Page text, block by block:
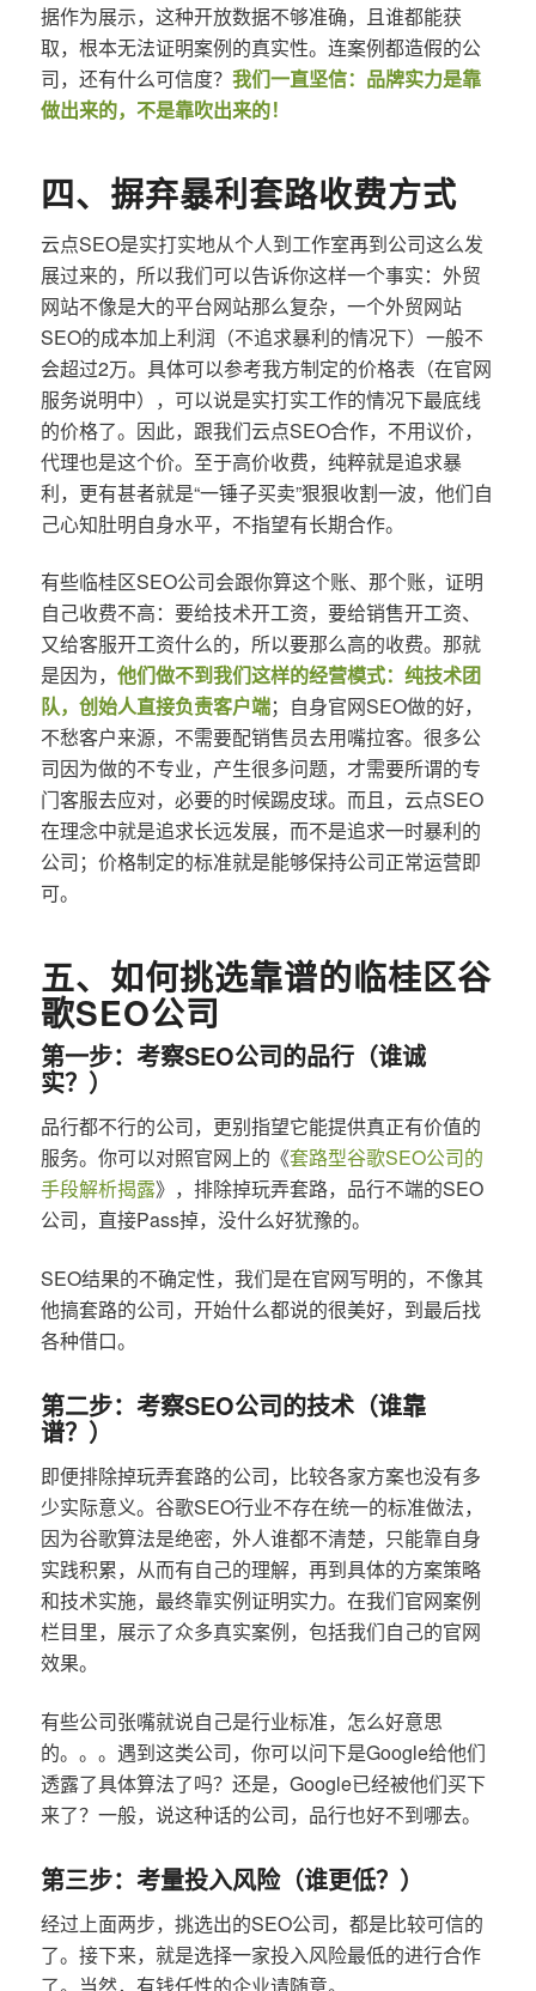
据作为展示，这种开放数据不够准确，且谁都能获
取，根本无法证明案例的真实性。连案例都造假的公
司，还有什么可信度？ 我们一直坚信：品牌实力是靠
做出来的，不是靠吹出来的！
四、摒弃暴利套路收费方式
云点SEO是实打实地从个人到工作室再到公司这么发
展过来的，所以我们可以告诉你这样一个事实：外贸
网站不像是大的平台网站那么复杂，一个外贸网站
SEO的成本加上利润（不追求暴利的情况下）一般不
会超过2万。具体可以参考我方制定的价格表（在官网
服务说明中），可以说是实打实工作的情况下最底线
的价格了。因此，跟我们云点SEO合作，不用议价，
代理也是这个价。至于高价收费，纯粹就是追求暴
利，更有甚者就是“一锤子买卖”狠狠收割一波，他们自
己心知肚明自身水平，不指望有长期合作。
有些临桂区SEO公司会跟你算这个账、那个账，证明
自己收费不高：要给技术开工资，要给销售开工资、
又给客服开工资什么的，所以要那么高的收费。那就
是因为， 他们做不到我们这样的经营模式：纯技术团
队，创始人直接负责客户端；自身官网SEO做的好，
不愁客户来源，不需要配销售员去用嘴拉客。很多公
司因为做的不专业，产生很多问题，才需要所谓的专
门客服去应对，必要的时候踢皮球。而且，云点SEO
在理念中就是追求长远发展，而不是追求一时暴利的
公司；价格制定的标准就是能够保持公司正常运营即
可。
五、如何挑选靠谱的临桂区谷
歌SEO公司
第一步：考察SEO公司的品行（谁诚
实？）
品行都不行的公司，更别指望它能提供真正有价值的
服务。你可以对照官网上的《套路型谷歌SEO公司的
手段解析揭露》，排除掉玩弄套路，品行不端的SEO
公司，直接Pass掉，没什么好犹豫的。
SEO结果的不确定性，我们是在官网写明的，不像其
他搞套路的公司，开始什么都说的很美好，到最后找
各种借口。
第二步：考察SEO公司的技术（谁靠
谱？）
即便排除掉玩弄套路的公司，比较各家方案也没有多
少实际意义。谷歌SEO行业不存在统一的标准做法，
因为谷歌算法是绝密，外人谁都不清楚，只能靠自身
实践积累，从而有自己的理解，再到具体的方案策略
和技术实施，最终靠实例证明实力。在我们官网案例
栏目里，展示了众多真实案例，包括我们自己的官网
效果。
有些公司张嘴就说自己是行业标准，怎么好意思
的。。。遇到这类公司，你可以问下是Google给他们
透露了具体算法了吗？还是，Google已经被他们买下
来了？一般，说这种话的公司，品行也好不到哪去。
第三步：考量投入风险（谁更低？）
经过上面两步，挑选出的SEO公司，都是比较可信的
了。接下来，就是选择一家投入风险最低的进行合作